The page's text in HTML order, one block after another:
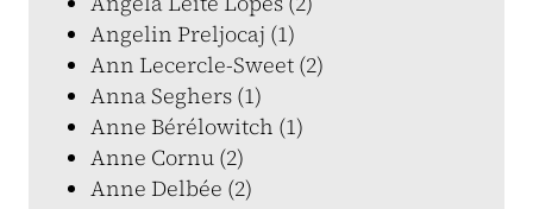
Angelin Preljocaj (1)
Ann Lecercle-Sweet (2)
Anna Seghers (1)
Anne Bérélowitch (1)
Anne Cornu (2)
Anne Delbée (2)